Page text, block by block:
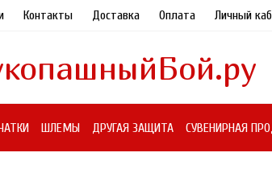
Контакты Доставка Оплата Личный
ШЛЕМЫ ДРУГАЯ ЗАЩИТА СУВЕНИРНАЯ